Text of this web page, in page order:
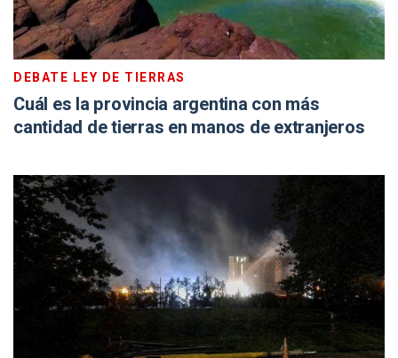
DEBATE LEY DE TIERRAS
Cuál es la provincia argentina con más
cantidad de tierras en manos de extranjeros